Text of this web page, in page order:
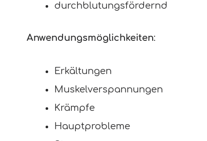
durchblutungsfördernd
Anwendungsmöglichkeiten:
Erkältungen
Muskelverspannungen
Krämpfe
Hauptprobleme